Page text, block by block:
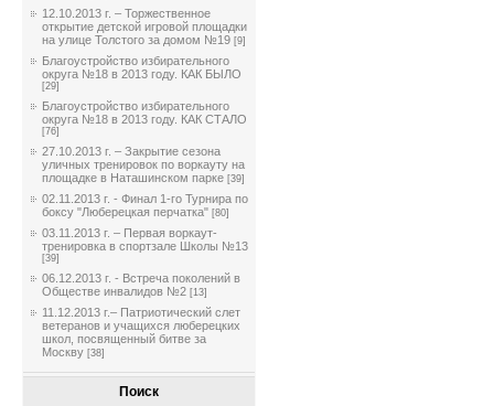
12.10.2013 г. – Торжественное
открытие детской игровой площадки
на улице Толстого за домом №19 [9]
Благоустройство избирательного
округа №18 в 2013 году. КАК БЫЛО
[29]
Благоустройство избирательного
округа №18 в 2013 году. КАК СТАЛО
[76]
27.10.2013 г. – Закрытие сезона
уличных тренировок по воркауту на
площадке в Наташинском парке [39]
02.11.2013 г. - Финал 1-го Турнира по
боксу "Люберецкая перчатка" [80]
03.11.2013 г. – Первая воркаут-
тренировка в спортзале Школы №13
[39]
06.12.2013 г. - Встреча поколений в
Обществе инвалидов №2 [13]
11.12.2013 г.– Патриотический слет
ветеранов и учащихся люберецких
школ, посвященный битве за
Москву [38]
Поиск